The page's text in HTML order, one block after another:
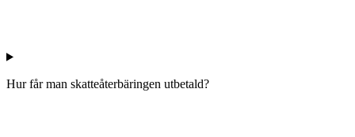
Hur får man skatteåterbäringen utbetald?